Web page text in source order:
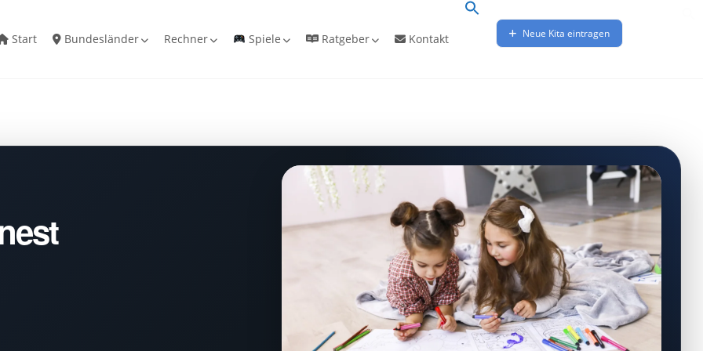
Start Bundesländer Rechner Spiele Ratgeber Kontakt Neue Kita eintragen